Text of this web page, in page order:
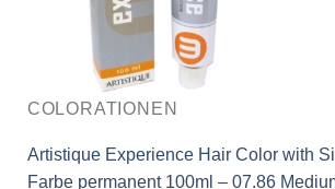
COLORATIONEN
Artistique Experience Hair Color with
Farbe permanent 100ml – 07.86